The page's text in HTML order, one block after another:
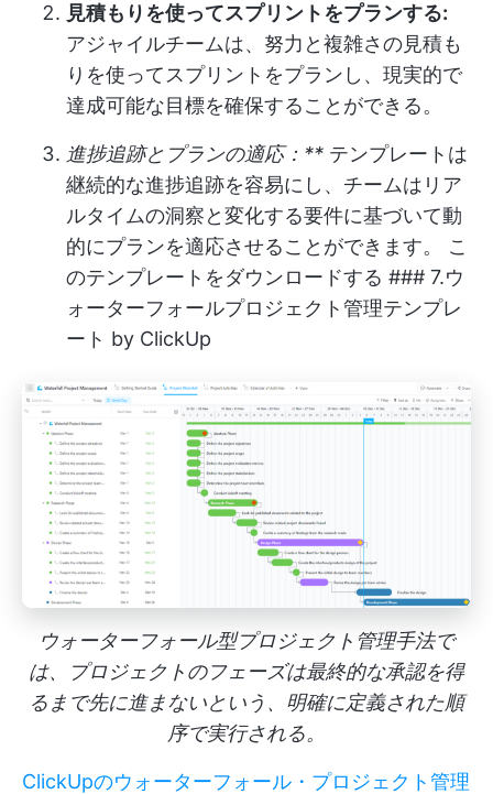
見積もりを使ってスプリントをプランする:
アジャイルチームは、努力と複雑さの見積も
りを使ってスプリントをプランし、現実的で
達成可能な目標を確保することができる。
進捗追跡とプランの適応：** テンプレートは
継続的な進捗追跡を容易にし、チームはリア
ルタイムの洞察と変化する要件に基づいて動
的にプランを適応させることができます。 こ
のテンプレートをダウンロードする ### 7.ウ
ォーターフォールプロジェクト管理テンプレ
ート by ClickUp
ウォーターフォール型プロジェクト管理手法で
は、プロジェクトのフェーズは最終的な承認を得
るまで先に進まないという、明確に定義された順
序で実行される。
ClickUpのウォーターフォール・プロジェクト管理